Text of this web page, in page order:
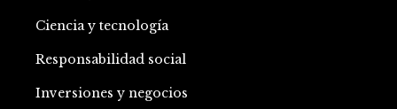
Ciencia y tecnología
Responsabilidad social
Inversiones y negocios